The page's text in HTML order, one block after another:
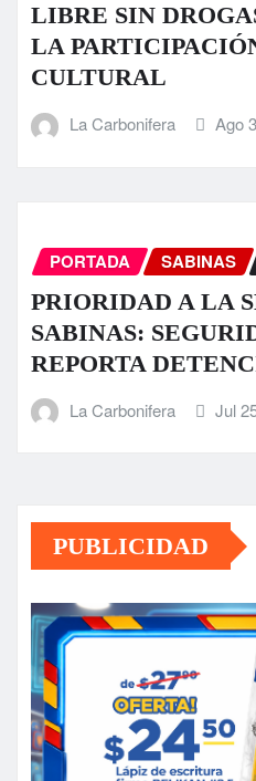
LIBRE SIN
LA
CULTURAL
La Carbonifera Ago
PORTADA SABINAS
PRIORIDAD A LA
SABINAS:
REPORTA
La Carbonifera Jul
PUBLICIDAD